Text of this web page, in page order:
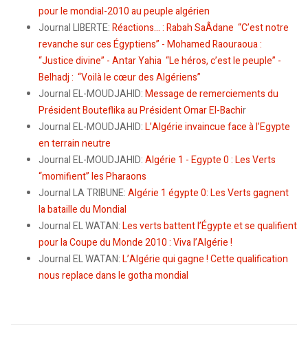
pour le mondial-2010 au peuple algérien
Journal LIBERTE:Réactions… : Rabah SaÂdane “C’est notre
revanche sur ces Égyptiens” - Mohamed Raouraoua :
“Justice divine” - Antar Yahia “Le héros, c’est le peuple” -
Belhadj : “Voilà le cœur des Algériens”
Journal EL-MOUDJAHID:Message de remerciements du
Président Bouteflika au Président Omar El-Bachir
Journal EL-MOUDJAHID:L’Algérie invaincue face à l’Egypte
en terrain neutre
Journal EL-MOUDJAHID:Algérie 1 - Egypte 0 : Les Verts
“momifient” les Pharaons
Journal LA TRIBUNE:Algérie 1 égypte 0: Les Verts gagnent
la bataille du Mondial
Journal EL WATAN:Les verts battent l’Égypte et se qualifient
pour la Coupe du Monde 2010 : Viva l’Algérie !
Journal EL WATAN:L’Algérie qui gagne ! Cette qualification
nous replace dans le gotha mondial